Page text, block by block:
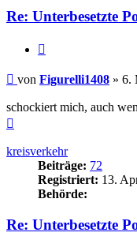
Re: Unterbesetzte
Beitrag
von Figurelli1408 » 6.
schockiert mich, auch
kreisverkehr
Beiträge: 72
Registriert: 13.
Behörde:
Re: Unterbesetzte